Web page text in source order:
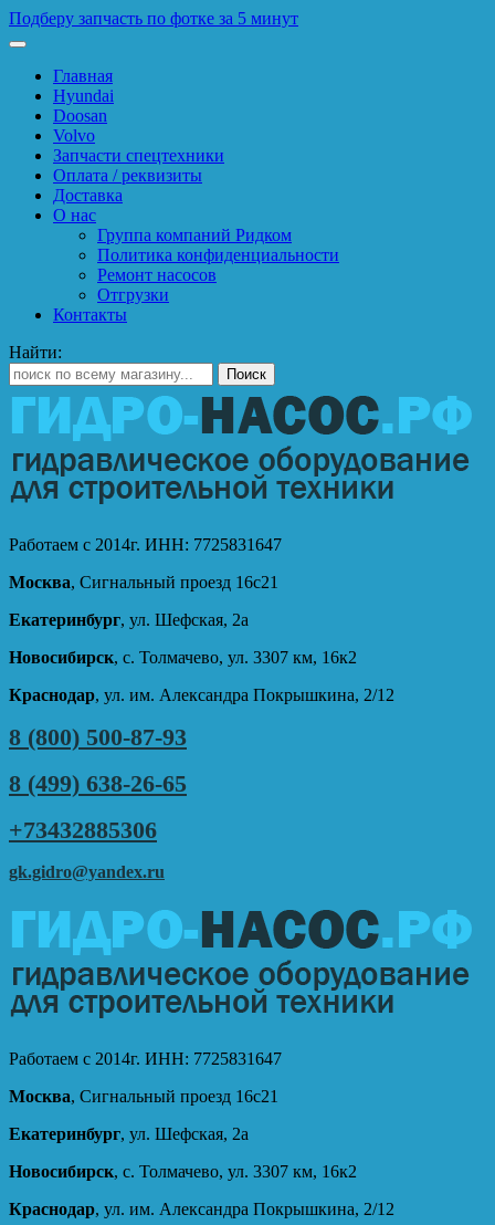
Подберу запчасть по фотке за 5 минут
Главная
Hyundai
Doosan
Volvo
Запчасти спецтехники
Оплата / реквизиты
Доставка
О нас
Группа компаний Ридком
Политика конфиденциальности
Ремонт насосов
Отгрузки
Контакты
Найти:
Работаем с 2014г. ИНН: 7725831647
Москва, Сигнальный проезд 16с21
Екатеринбург, ул. Шефская, 2а
Новосибирск, с. Толмачево, ул. 3307 км, 16к2
Краснодар, ул. им. Александра Покрышкина, 2/12
8 (800) 500-87-93
8 (499) 638-26-65
+73432885306
gk.gidro@yandex.ru
Работаем с 2014г. ИНН: 7725831647
Москва, Сигнальный проезд 16с21
Екатеринбург, ул. Шефская, 2а
Новосибирск, с. Толмачево, ул. 3307 км, 16к2
Краснодар, ул. им. Александра Покрышкина, 2/12